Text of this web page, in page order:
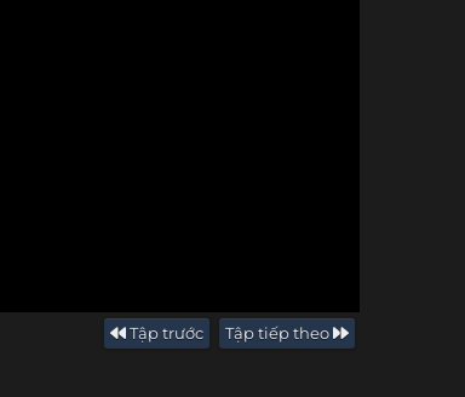
Tập trước Tập tiếp theo